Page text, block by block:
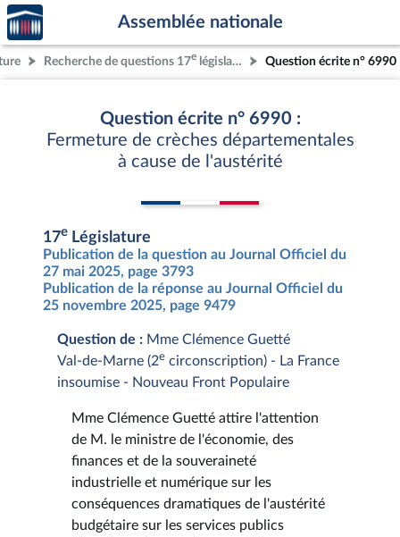
Aller au contenu
Aller en bas de la page
Accèder
à la
page
d'accueil
Assemblée nationale
Recherche de questions 17e législature Question écrite n° 6990
Question écrite n° 6990 :
Fermeture de crèches départementales
à cause de l'austérité
17e Législature
Publication de la question au Journal Officiel du
27 mai 2025, page 3793
Publication de la réponse au Journal Officiel du
25 novembre 2025, page 9479
Question de : Mme Clémence Guetté
Val-de-Marne (2e circonscription) - La France
insoumise - Nouveau Front Populaire
Mme Clémence Guetté attire l'attention
de M. le ministre de l'économie, des
finances et de la souveraineté
industrielle et numérique sur les
conséquences dramatiques de l'austérité
budgétaire sur les services publics